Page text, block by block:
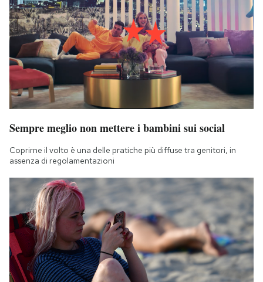
Sempre meglio non mettere i bambini sui social
Coprirne il volto è una delle pratiche più diffuse tra genitori, in
assenza di regolamentazioni